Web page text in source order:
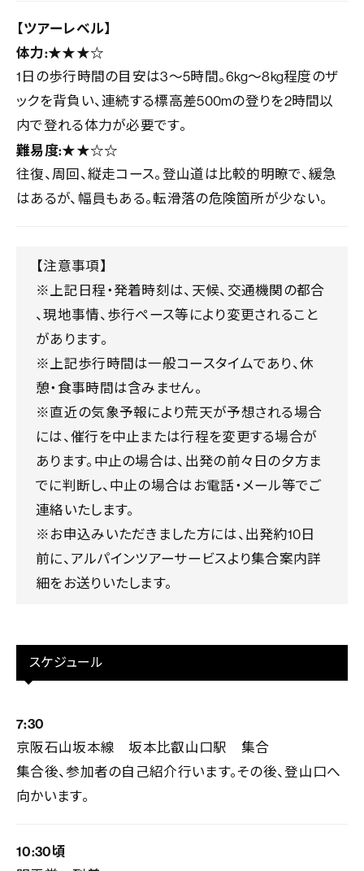
【ツアーレベル】
体力:★★★☆
1日の歩行時間の目安は3～5時間。6kg～8kg程度のザ
ックを背負い、連続する標高差500mの登りを2時間以
内で登れる体力が必要です。
難易度:★★☆☆
往復、周回、縦走コース。登山道は比較的明瞭で、緩急
はあるが、幅員もある。転滑落の危険箇所が少ない。
【注意事項】
※上記日程・発着時刻は、天候、交通機関の都合
、現地事情、歩行ペース等により変更されること
があります。
※上記歩行時間は一般コースタイムであり、休
憩・食事時間は含みません。
※直近の気象予報により荒天が予想される場合
には、催行を中止または行程を変更する場合が
あります。中止の場合は、出発の前々日の夕方ま
でに判断し、中止の場合はお電話・メール等でご
連絡いたします。
※お申込みいただきました方には、出発約10日
前に、アルパインツアーサービスより集合案内詳
細をお送りいたします。
スケジュール
7:30
京阪石山坂本線 坂本比叡山口駅 集合
集合後、参加者の自己紹介行います。その後、登山口へ
向かいます。
10:30頃